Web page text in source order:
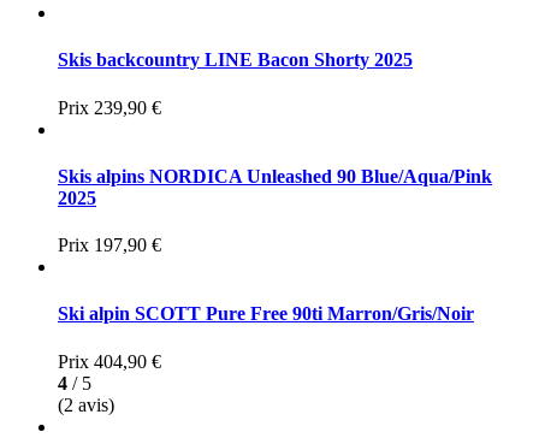
Skis backcountry LINE Bacon Shorty 2025
Prix 239,90 €
Skis alpins NORDICA Unleashed 90 Blue/Aqua/Pink
2025
Prix 197,90 €
Ski alpin SCOTT Pure Free 90ti Marron/Gris/Noir
Prix 404,90 €
4 / 5
(2 avis)